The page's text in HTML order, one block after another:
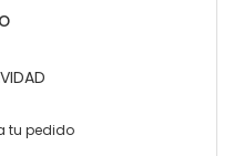
tu pedido